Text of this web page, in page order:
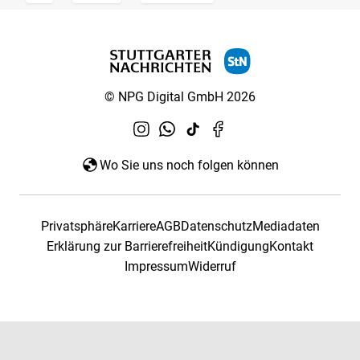
© NPG Digital GmbH 2026
Wo Sie uns noch folgen können
PrivatsphäreKarriereAGBDatenschutzMediadaten
Erklärung zur BarrierefreiheitKündigungKontakt
ImpressumWiderruf